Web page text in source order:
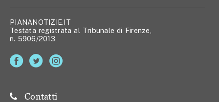
PIANANOTIZIE.IT
Testata registrata al Tribunale di Firenze,
n. 5906/2013
Contatti